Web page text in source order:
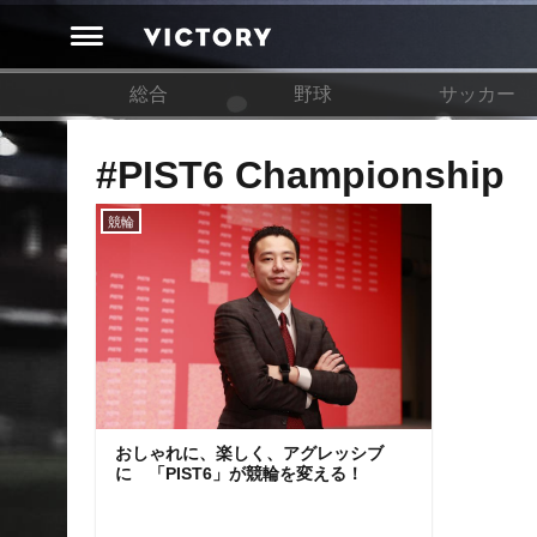
総合 野球 サッカー
#PIST6 Championship
競輪
おしゃれに、楽しく、アグレッシブ
に 「PIST6」が競輪を変える！